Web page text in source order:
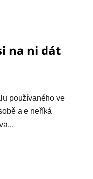
na ni dát
používaného ve
ale neříká